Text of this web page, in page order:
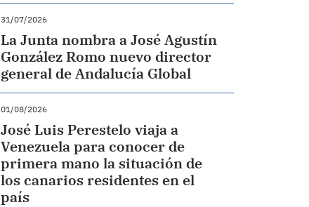
31/07/2026
La Junta nombra a José Agustín
González Romo nuevo director
general de Andalucía Global
01/08/2026
José Luis Perestelo viaja a
Venezuela para conocer de
primera mano la situación de
los canarios residentes en el
país